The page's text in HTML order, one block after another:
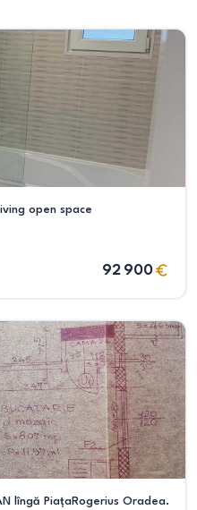
open space
92 900
Vînd apartament 2 camere tip AN lîngă PiațaRogerius Oradea.